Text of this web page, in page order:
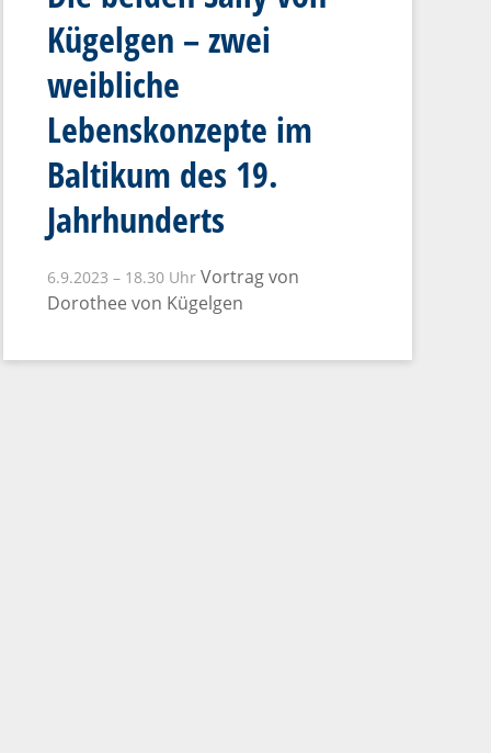
Kügelgen – zwei
weibliche
Lebenskonzepte im
Baltikum des 19.
Jahrhunderts
6.9.2023 – 18.30 Uhr Vortrag von
Dorothee von Kügelgen